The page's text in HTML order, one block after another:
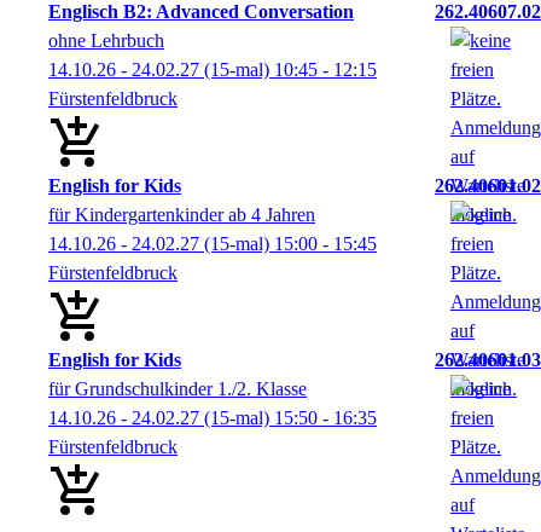
Englisch B2: Advanced Conversation
262.40607.02
ohne Lehrbuch
14.10.26 - 24.02.27 (15-mal) 10:45 - 12:15
Fürstenfeldbruck
English for Kids
262.40601.02
für Kindergartenkinder ab 4 Jahren
14.10.26 - 24.02.27 (15-mal) 15:00 - 15:45
Fürstenfeldbruck
English for Kids
262.40601.03
für Grundschulkinder 1./2. Klasse
14.10.26 - 24.02.27 (15-mal) 15:50 - 16:35
Fürstenfeldbruck